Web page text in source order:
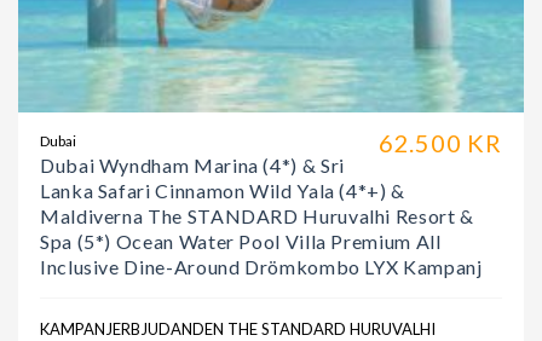
62.500 KR
Dubai
Dubai Wyndham Marina (4*) & Sri
Lanka Safari Cinnamon Wild Yala (4*+) &
Maldiverna The STANDARD Huruvalhi Resort &
Spa (5*) Ocean Water Pool Villa Premium All
Inclusive Dine-Around Drömkombo LYX Kampanj
KAMPANJERBJUDANDEN THE STANDARD HURUVALHI